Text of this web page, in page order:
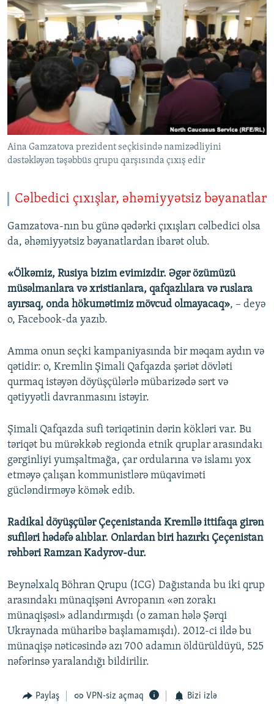
Aina Gamzatova prezident seçkisində namizədliyini
dəstəkləyən təşəbbüs qrupu qarşısında çıxış edir
Cəlbedici çıxışlar, əhəmiyyətsiz bəyanatlar
Gamzatova-nın bu günə qədərki çıxışları cəlbedici olsa
da, əhəmiyyətsiz bəyanatlardan ibarət olub.
«Ölkəmiz, Rusiya bizim evimizdir. Əgər özümüzü
müsəlmanlara və xristianlara, qafqazlılara və ruslara
ayırsaq, onda hökumətimiz mövcud olmayacaq», – deyə
o, Facebook-da yazıb.
Amma onun seçki kampaniyasında bir məqam aydın və
qətidir: o, Kremlin Şimali Qafqazda şəriət dövləti
qurmaq istəyən döyüşçülərlə mübarizədə sərt və
qətiyyətli davranmasını istəyir.
Şimali Qafqazda sufi təriqətinin dərin kökləri var. Bu
təriqət bu mürəkkəb regionda etnik qruplar arasındakı
gərginliyi yumşaltmağa, çar ordularına və islamı yox
etməyə çalışan kommunistlərə müqaviməti
gücləndirməyə kömək edib.
Radikal döyüşçülər Çeçenistanda Kremllə ittifaqa girən
sufiləri hədəfə alıblar. Onlardan biri hazırkı Çeçenistan
rəhbəri Ramzan Kadyrov-dur.
Beynəlxalq Böhran Qrupu (ICG) Dağıstanda bu iki qrup
arasındakı münaqişəni Avropanın «ən zorakı
münaqişəsi» adlandırmışdı (o zaman hələ Şərqi
Ukraynada müharibə başlamamışdı). 2012-ci ildə bu
münaqişə nəticəsində azı 700 adamın öldürüldüyü, 525
nəfərinsə yaralandığı bildirilir.
Paylaş VPN-siz açmaq Bizi izlə